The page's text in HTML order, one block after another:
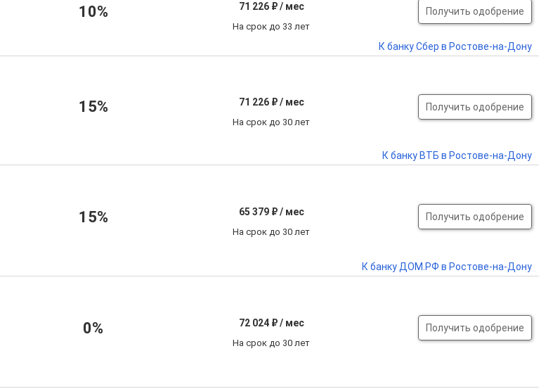
10% 71 226 ₽ / мес
На срок до 33 лет
Получить одобрение
К банку Сбер в Ростове-на-Дону
15% 71 226 ₽ / мес
На срок до 30 лет
Получить одобрение
К банку ВТБ в Ростове-на-Дону
15% 65 379 ₽ / мес
На срок до 30 лет
Получить одобрение
К банку ДОМ.РФ в Ростове-на-Дону
0% 72 024 ₽ / мес
На срок до 30 лет
Получить одобрение